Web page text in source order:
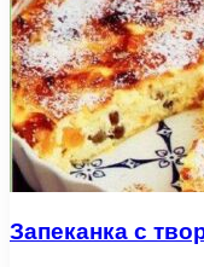
Запеканка с